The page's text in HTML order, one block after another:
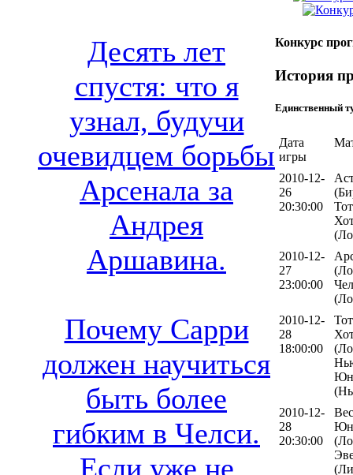
Десять лет
спустя: что я
узнал, будучи
очевидцем борьбы
Арсенала за
Андрея
Аршавина.
Почему Сарри
должен научиться
быть более
гибким в Челси.
Если уже не
Конкурс
История
Единственный
Дата
игры
2010-12-
26
20:30:00
2010-12-
27
23:00:00
2010-12-
28
18:00:00
2010-12-
28
20:30:00